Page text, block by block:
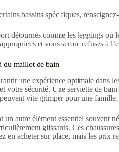
bassins spécifiques,
détournés comme les leggings ou
et vous seront refusés à
du maillot de bain
une expérience optimale dans
votre sécurité. Une serviette de
vite grimper pour une famille.
un autre élément essentiel souvent
glissants. Ces
en acheter sur place, mais les prix